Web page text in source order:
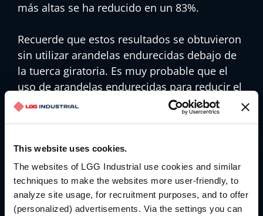
This website uses cookies.
The websites of LGG Industrial use cookies and similar
techniques to make the websites more user-friendly, to
analyze site usage, for recruitment purposes, and to offer
(personalized) advertisements. Via the settings you can
más altas se ha reducido en un 83%.
Recuerde que estos resultados se obtuvieron
sin utilizar arandelas endurecidas debajo de
la tuerca giratoria. Es muy probable que el
uso de arandelas endurecidas para reducir el
arrastre por fricción en la cara de la brida
hubiera reducido aún más la dispersión y
espárrago hasta acercarla a la carga
proyectada. Sin embargo, aunque estos
resultados no son "perfectos", son
ciertamente "razonables".